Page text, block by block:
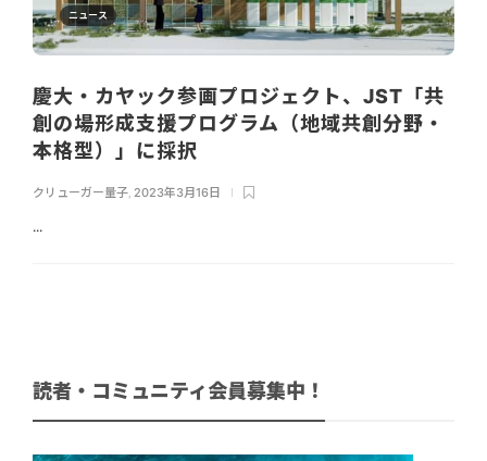
ニュース
慶大・カヤック参画プロジェクト、JST「共
創の場形成支援プログラム（地域共創分野・
本格型）」に採択
クリューガー量子, 2023年3月16日
...
読者・コミュニティ会員募集中！